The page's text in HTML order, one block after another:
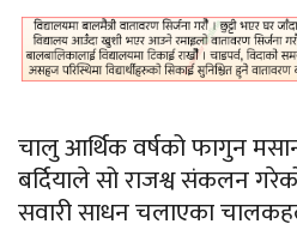
चालु आर्थिक वर्षको फागुन
बर्दियाले सो राजश्व संकलन
सवारी साधन चलाएका